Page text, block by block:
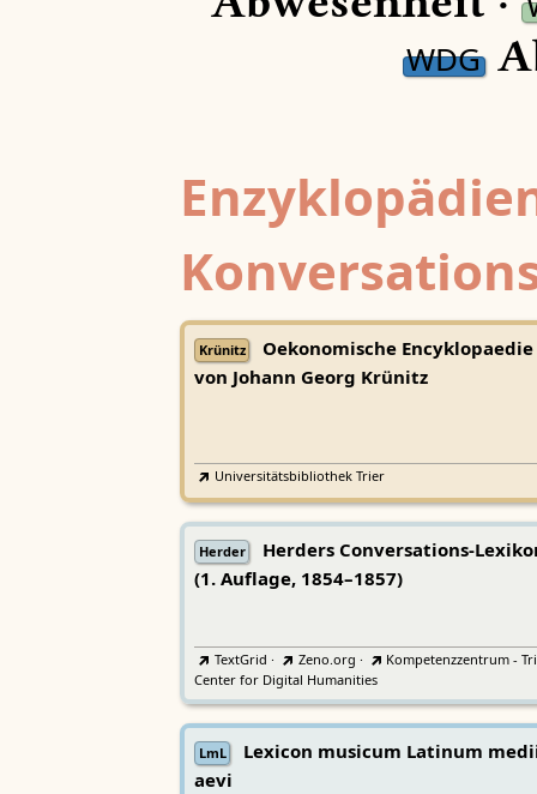
WDG
Krünitz
Oekonomische Encyklopaedie
von Johann Georg Krünitz
Universitätsbibliothek Trier
Herder
Herders Conversations-
(1. Auflage, 1854–1857)
TextGrid · Zeno.org ·
Kompetenzzentrum -
Center for Digital Humanities
LmL
Lexicon musicum Latinum
aevi